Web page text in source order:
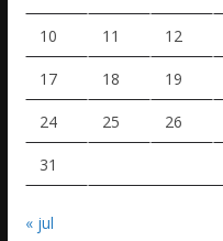
10 11 12
17 18 19
24 25 26
31
« jul